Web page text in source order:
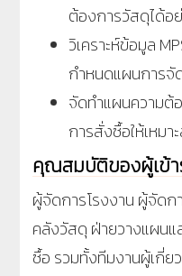
ต้องการวัสดุได้อ
วิเคราะห์ข้อมูล
กำหนดแผนการจั
จัดทำแผนความต้
การสั่งซื้อให้เหม
คุณสมบัติของผู้เข้า
ผู้จัดการโรงงาน ผู้จัดก
คลังวัสดุ ฝ่ายวางแผน
ซื้อ รวมทั้งทีมงานผู้เกี่